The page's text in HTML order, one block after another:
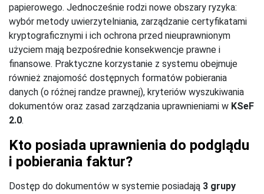
papierowego. Jednocześnie rodzi nowe obszary ryzyka:
wybór metody uwierzytelniania, zarządzanie certyfikatami
kryptograficznymi i ich ochrona przed nieuprawnionym
użyciem mają bezpośrednie konsekwencje prawne i
finansowe. Praktyczne korzystanie z systemu obejmuje
również znajomość dostępnych formatów pobierania
danych (o różnej randze prawnej), kryteriów wyszukiwania
dokumentów oraz zasad zarządzania uprawnieniami w KSeF
2.0.
Kto posiada uprawnienia do podglądu
i pobierania faktur?
Dostęp do dokumentów w systemie posiadają 3 grupy